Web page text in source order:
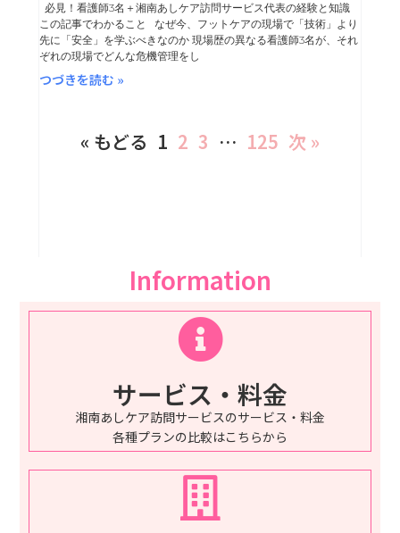
必見！看護師3名＋湘南あしケア訪問サービス代表の経験と知識
この記事でわかること なぜ今、フットケアの現場で「技術」より
先に「安全」を学ぶべきなのか 現場歴の異なる看護師3名が、それ
ぞれの現場でどんな危機管理をし
つづきを読む »
« もどる 1 2 3 … 125 次 »
Information
サービス・料金
湘南あしケア訪問サービスのサービス・料金
各種プランの比較はこちらから